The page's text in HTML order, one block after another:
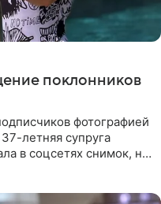
поклонников
фотографией
летняя супруга
в соцсетях снимок, на